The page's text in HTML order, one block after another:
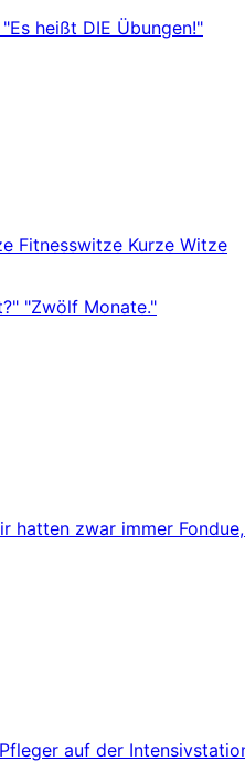
heißt DIE Übungen!"
Fitnesswitze Kurze Witze
"Zwölf Monate."
hatten zwar immer
auf der